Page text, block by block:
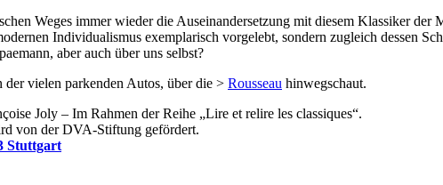
Weges immer wieder die Auseinandersetzung mit diesem Klassiker
Individualismus exemplarisch vorgelebt, sondern zugleich dessen
aber auch über uns selbst?
der vielen parkenden Autos, über die > Rousseau hinwegschaut.
Joly – Im Rahmen der Reihe „Lire et relire les classiques“.
von der DVA-Stiftung gefördert.
Stuttgart